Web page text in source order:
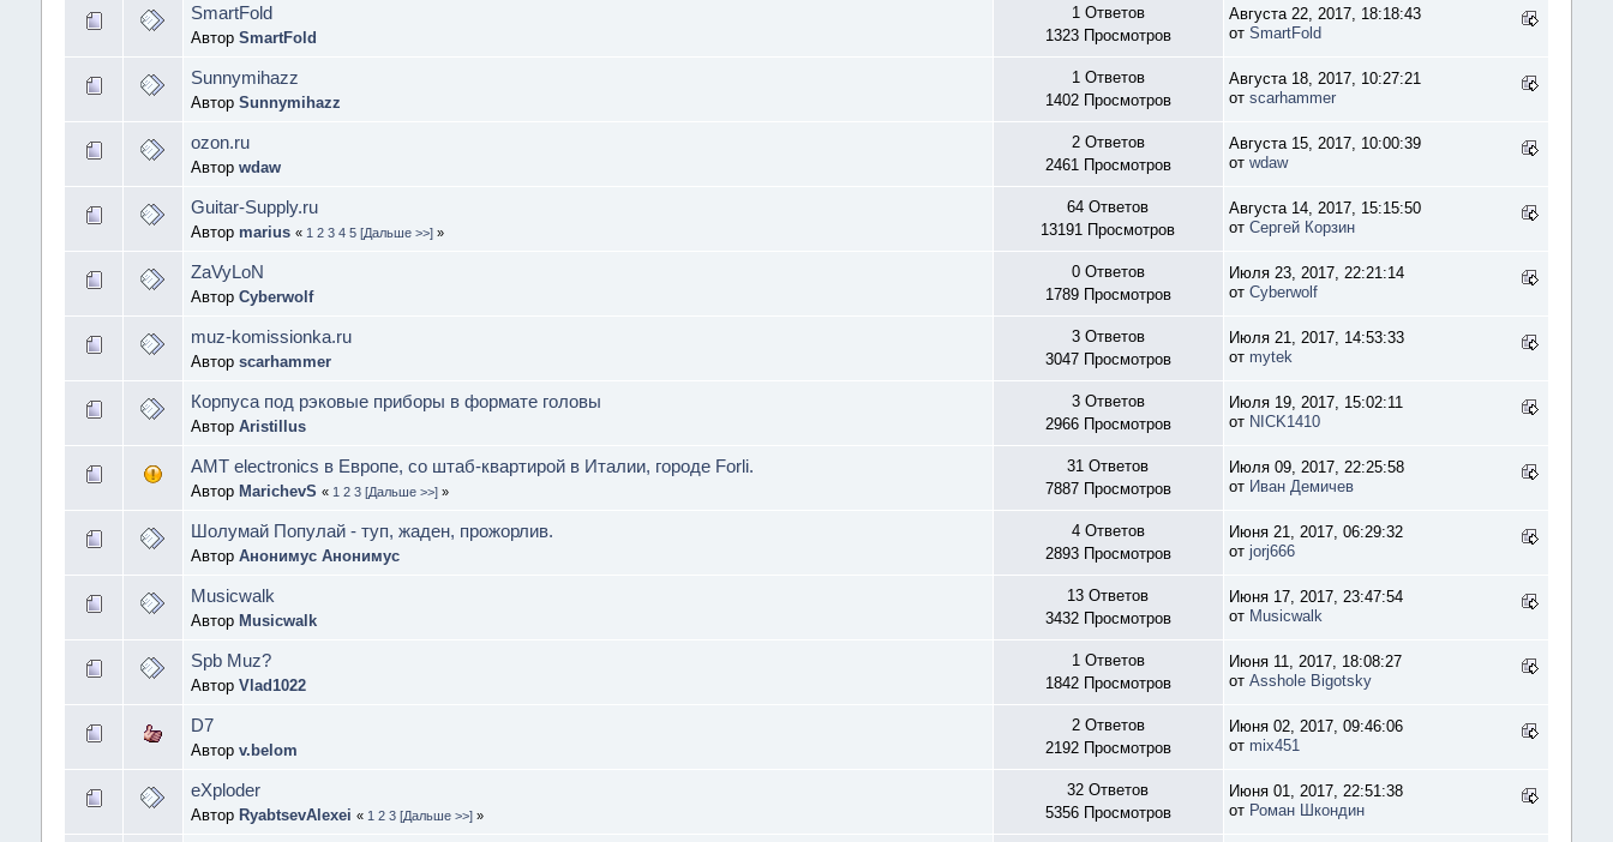
SmartFold
Автор SmartFold
1 Ответов
1323 Просмотров
Августа 22, 2017, 18:18:43
от SmartFold
Sunnymihazz
Автор Sunnymihazz
1 Ответов
1402 Просмотров
Августа 18, 2017, 10:27:21
от scarhammer
ozon.ru
Автор wdaw
2 Ответов
2461 Просмотров
Августа 15, 2017, 10:00:39
от wdaw
Guitar-Supply.ru
Автор marius « 1 2 3 4 5 [Дальше >>] »
64 Ответов
13191 Просмотров
Августа 14, 2017, 15:15:50
от Сергей Корзин
ZaVyLoN
Автор Cyberwolf
0 Ответов
1789 Просмотров
Июля 23, 2017, 22:21:14
от Cyberwolf
muz-komissionka.ru
Автор scarhammer
3 Ответов
3047 Просмотров
Июля 21, 2017, 14:53:33
от mytek
Корпуса под рэковые приборы в формате головы
Автор Aristillus
3 Ответов
2966 Просмотров
Июля 19, 2017, 15:02:11
от NICK1410
AMT electronics в Европе, со штаб-квартирой в Италии, городе Forli.
Автор MarichevS « 1 2 3 [Дальше >>] »
31 Ответов
7887 Просмотров
Июля 09, 2017, 22:25:58
от Иван Демичев
Шолумай Популай - туп, жаден, прожорлив.
Автор Анонимус Анонимус
4 Ответов
2893 Просмотров
Июня 21, 2017, 06:29:32
от jorj666
Musicwalk
Автор Musicwalk
13 Ответов
3432 Просмотров
Июня 17, 2017, 23:47:54
от Musicwalk
Spb Muz?
Автор Vlad1022
1 Ответов
1842 Просмотров
Июня 11, 2017, 18:08:27
от Asshole Bigotsky
D7
Автор v.belom
2 Ответов
2192 Просмотров
Июня 02, 2017, 09:46:06
от mix451
eXploder
Автор RyabtsevAlexei « 1 2 3 [Дальше >>] »
32 Ответов
5356 Просмотров
Июня 01, 2017, 22:51:38
от Роман Шкондин